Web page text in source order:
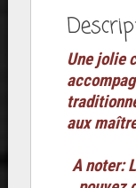
en
PDF
Une jolie
aux
A noter: